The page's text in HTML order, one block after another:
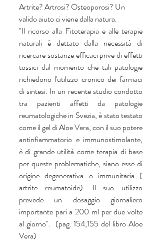
Artrite? Artrosi? Osteoporosi? Un
valido aiuto ci viene dalla natura.
"Il ricorso alla Fitoterapia e alle terapie
naturali è dettato dalla necessità di
ricercare sostanze efficaci prive di effetti
tossici dal momento che tali patologie
richiedono l'utilizzo cronico dei farmaci
di sintesi. In un recente studio condotto
tra pazienti affetti da patologie
reumatologiche in Svezia, è stato testato
come il gel di Aloe Vera, con il suo potere
antinfiammatorio e immunostimolante,
è di grande utilità come terapia di base
per queste problematiche, siano esse di
origine degenerativa o immunitaria (
artrite reumatoide). Il suo utilizzo
prevede un dosaggio giornaliero
importante pari a 200 ml per due volte
al giorno".  (pag. 154,155 del libro Aloe
Vera)